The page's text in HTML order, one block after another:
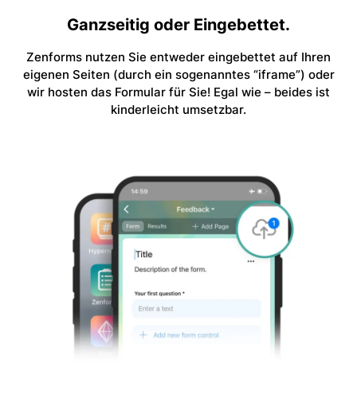
Ganzseitig oder Eingebettet.
Zenforms nutzen Sie entweder eingebettet auf Ihren
eigenen Seiten (durch ein sogenanntes “iframe”) oder
wir hosten das Formular für Sie! Egal wie – beides ist
kinderleicht umsetzbar.